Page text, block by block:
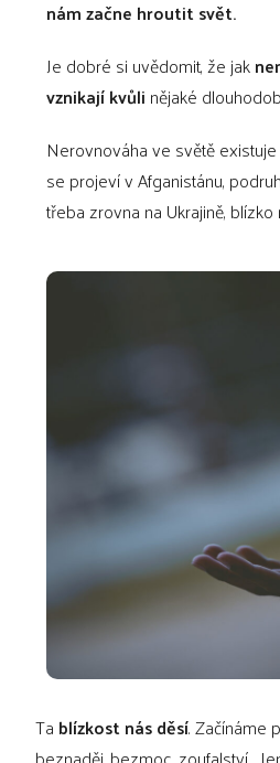
nám začne hroutit svět.
Je dobré si uvědomit, že jak
vznikají kvůli nějaké
Nerovnováha ve světě
se projeví v Afganistánu,
třeba zrovna na Ukrajině, blízko
Ta blízkost nás děsí. Začínáme